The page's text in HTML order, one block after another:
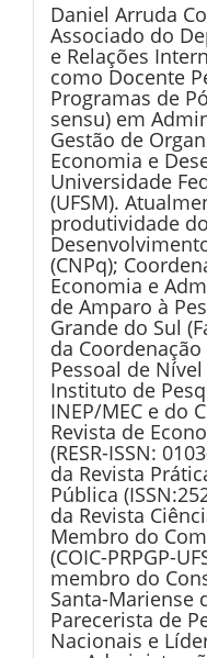
Daniel Arruda
Associado do
e Relações
como Docente
Programas de
sensu) em
Gestão de
Economia e
Universidade
(UFSM).
produtividade
(CNPq);
Economia e
de Amparo à
Grande do Sul
da
Pessoal de Nível
Instituto de
INEP/MEC e do
Revista de
(RESR-ISSN:
da Revista
Pública
da Revista
Membro do
(COIC-PRPGP-
membro do
Santa-Mariense
Parecerista de
Nacionais e